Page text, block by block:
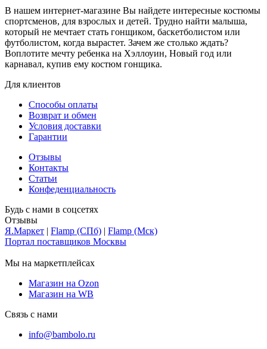
В нашем интернет-магазине Вы найдете интересные костюмы
спортсменов, для взрослых и детей. Трудно найти малыша,
который не мечтает стать гонщиком, баскетболистом или
футболистом, когда вырастет. Зачем же столько ждать?
Воплотите мечту ребенка на Хэллоуин, Новый год или
карнавал, купив ему костюм гонщика.
Для клиентов
Способы оплаты
Возврат и обмен
Условия доставки
Гарантии
Отзывы
Контакты
Статьи
Конфеденциальность
Будь с нами в соцсетях
Отзывы
Я.Маркет | Flamp (СПб) | Flamp (Мск)
Портал поставщиков Москвы
Мы на маркетплейсах
Магазин на Ozon
Магазин на WB
Связь с нами
info@bambolo.ru